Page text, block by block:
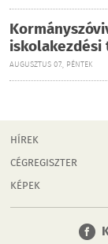
AUGUSZTUS 07., PÉNTEK
HÍREK
CÉGREGISZTER
KÉPEK